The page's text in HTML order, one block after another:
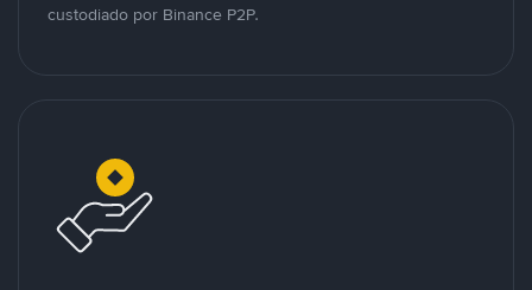
custodiado por Binance P2P.